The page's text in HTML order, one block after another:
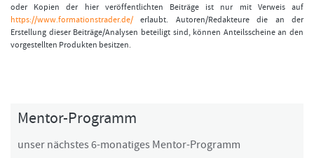
oder Kopien der hier veröffentlichten Beiträge ist nur mit Verweis auf
https://www.formationstrader.de/ erlaubt. Autoren/Redakteure die an der
Erstellung dieser Beiträge/Analysen beteiligt sind, können Anteilsscheine an den
vorgestellten Produkten besitzen.
Mentor-Programm
unser nächstes 6-monatiges Mentor-Programm